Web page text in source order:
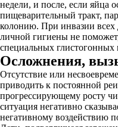
недели, и после, если яйца
пищеварительный тракт,
колонию. При инвазии всех
личной гигиены не
специальных глистогонных
Осложнения,
Отсутствие или
приводить к постоянной
прогрессирующему росту
ситуация негативно
негативному воздействию